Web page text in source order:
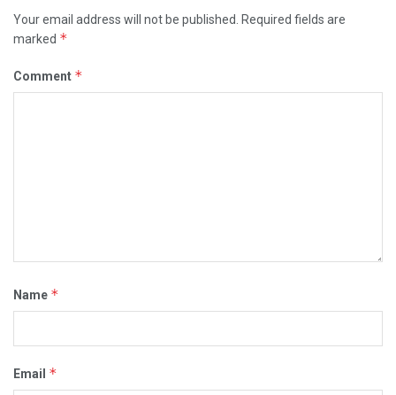
Your email address will not be published.
Required fields are
marked *
Comment *
Name *
Email *